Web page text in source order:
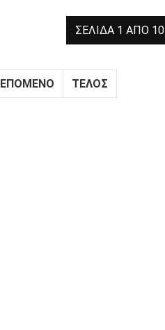
ΣΕΛΊΔΑ 1 ΑΠΌ 10
ΕΠΌΜΕΝΟ ΤΈΛΟΣ